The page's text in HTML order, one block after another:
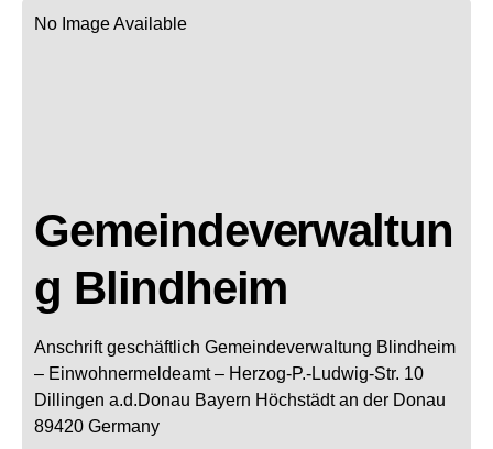
No Image Available
Gemeindeverwaltun
g Blindheim
Anschrift geschäftlich Gemeindeverwaltung Blindheim
– Einwohnermeldeamt – Herzog-P.-Ludwig-Str. 10
Dillingen a.d.Donau Bayern Höchstädt an der Donau
89420 Germany